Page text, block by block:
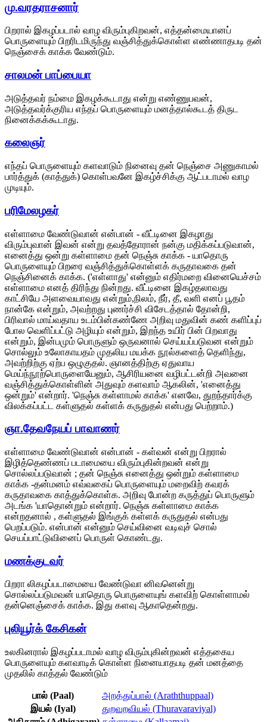
மு.வரதராசனார்
பிறரால் இகழப்படால் வாழ விரும்புகிறவன், எத்தன்மையானப்
பொருளையும் பிறரிடமிருந்து வஞ்சித்துக்கொள்ள எண்ணாதபடி தன்
நெஞ்சைக் காக்க வேண்டும்.
சாலமன் பாப்பையா
அடுத்தவர் நம்மை இகழக்கூடாது என்று எண்ணுபவன்,
அடுத்தவர்க்குரிய எந்தப் பொருளையும் மனத்தால்கூடத் திருட
நினைக்கக்கூடாது.
கலைஞர்
எந்தப் பொருளையும் களவாடும் நினைவு தன் நெஞ்சை அணுகாமல்
பார்த்துக் (காத்துக்) கொள்பவனே இகழ்ச்சிக்கு ஆட்படாமல் வாழ
முடியும்.
பரிமேலழகர்
எள்ளாமை வேண்டுவான் என்பான் - வீட்டினை இகழாது
விரும்புவான் இவன் என்று தவத்தோரான் நன்கு மதிக்கப்படுவான்,
எனைத்து ஒன்று கள்ளாமை தன் நெஞ்சு காக்க - யாதொரு
பொருளையும் பிறரை வஞ்சித்துக்கொள்ளக் கருதாவகை தன்
நெஞ்சினைக் காக்க. ('எள்ளாது' என்னும் எதிர்மறை வினையெச்சம்
எள்ளாமை எனத் திரிந்து நின்றது. வீட்டினை இகழ்தலாவது
காட்சியே அளவையாவது என்றும்,நிலம், நீர், தீ, வளி எனப் பூதம்
நான்கே என்றும், அவற்றது புணர்ச்சி விசேடத்தால் தோன்றி,
பிரிவால் மாய்வதாய உடம்பின்கண்ணே அறிவு மதுவின் கண் களிப்புப்
போல வெளிப்பட்டு அழியும் என்றும், இறந்த உயிர் பின் பிறவாது
என்றும், இன்பமும் பொருளும் ஒருவனால் செய்யப்படுவன என்றும்
சொல்லும் உலோகாயதம் முதலிய மயக்க நூல்களைத் தெளிந்து,
அவற்றிற்கு ஏற்ப ஒழுகுதல். ஞானத்திற்கு ஏதுவாய
மெய்ந்நூற்பொருளையேனும், ஆசிரியனை வழிபட்டன்றி அவனை
வஞ்சித்துக்கொள்ளின் அதுவும் களவாம் ஆகலின், 'எனைத்து
ஒன்றும்' என்றார். 'நெஞ்சு கள்ளாமல் காக்க' எனவே, துறந்தார்க்கு
விலக்கப்பட்ட கள்ளுதல் கள்ளக் கருதுதல் என்பது பெற்றாம்.)
ஞா.தேவநேயப் பாவாணர்
எள்ளாமை வேண்டுவான் என்பான் - கள்வன் என்று பிறரால்
இழித்தெண்ணப் படாமையை விரும்புகின்றவன் என்று
சொல்லப்படுவான் ; தன் நெஞ்சு எனைத்து ஒன்றும் கள்ளாமை
காக்க -தன்மனம் எவ்வகைப் பொருளையும் மறைவிற் கவரக்
கருதாவகை காத்துக்கொள்க. அறிவு போன்ற கருத்துப் பொருளும்
அடங்க 'யாதொன்றும் என்றார். நெஞ்சு கள்ளாமை காக்க
என்றதனால் , கள்ளுதல் இங்குக் கள்ளக் கருதுதல் என்பது
பெறப்படும். என்பான் என்னும் செய்வினை வடிவுச் சொல்
செயப்பாட்டுவினைப் பொருள் கொண்டது.
மணக்குடவர்
பிறரா லிகழப்படாமையை வேண்டுவா னிவனென்று
சொல்லப்படுமவன் யாதொரு பொருளையுங் களவிற் கொள்ளாமல்
தன்னெஞ்சைக் காக்க. இது களவு ஆகாதென்றது.
புலியூர்க் கேசிகன்
உலகினரால் இகழப்படாமல் வாழ விரும்புகின்றவன் எத்தகைய
பொருளையும் களவாடிக் கொள்ள நினையாதபடி தன் மனத்தை
முதலில் காத்தல் வேண்டும்
பால் (Paal)
அறத்துப்பால் (Araththuppaal)
இயல் (Iyal)
துறவறவியல் (Thuravaraviyal)